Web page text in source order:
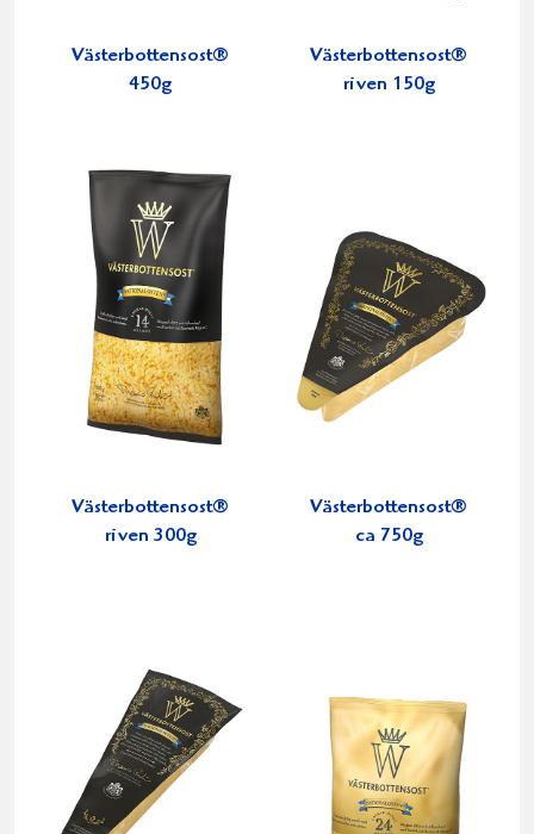
Västerbottensost®
450g
Västerbottensost®
riven 150g
Västerbottensost®
riven 300g
Västerbottensost®
ca 750g